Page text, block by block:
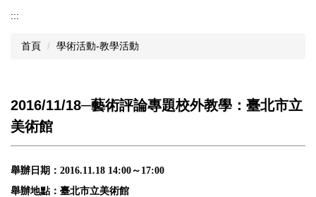
:::
首頁 學術活動-教學活動
2016/11/18─藝術評論專題校外教學：臺北市立
美術館
舉辦日期：2016.11.18 14:00～17:00
舉辦地點：臺北市立美術館